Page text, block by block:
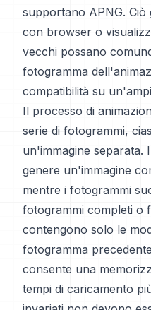
supportano APNG. Ciò
con browser o
vecchi possano
fotogramma
compatibilità su
Il processo di
serie di fotogrammi,
un'immagine separata.
genere un'immagine
mentre i fotogrammi
fotogrammi completi o
contengono solo le
fotogramma
consente una
tempi di caricamento